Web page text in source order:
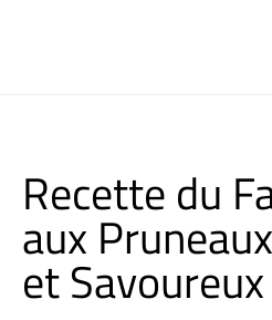
Recette du
aux
et Savoureux